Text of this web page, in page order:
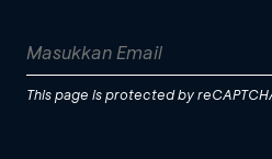
This page is protected by